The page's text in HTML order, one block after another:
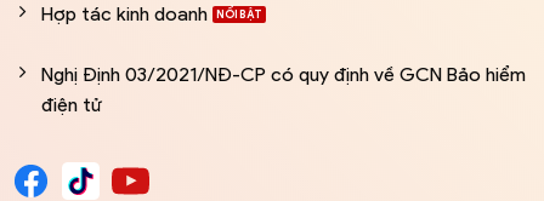
Hợp tác kinh doanh
Nghị Định 03/2021/NĐ-CP có quy định về GCN Bảo hiểm
điện tử